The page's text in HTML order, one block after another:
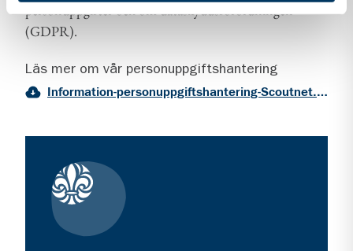
personuppgifter och om dataskyddsförordningen
(GDPR).
Läs mer om vår personuppgiftshantering
Information-personuppgiftshantering-Scoutnet.pdf (PDF 129 KB)
Kontaktuppgifter